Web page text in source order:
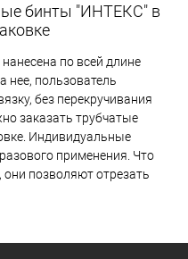
бинты "ИНТЕКС" в
по всей длине
нее, пользователь
без перекручивания
заказать трубчатые
Индивидуальные
применения. Что
они позволяют отрезать